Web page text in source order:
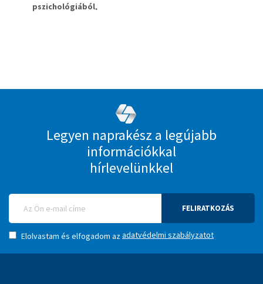
pszichológiából.
Legyen naprakész a legújabb
információkkal
hírlevelünkkel
FELIRATKOZÁS
Elolvastam és elfogadom azadatvédelmi szabályzatot